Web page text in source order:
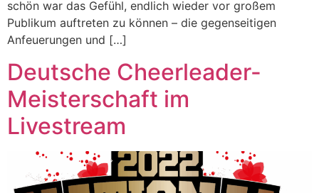
schön war das Gefühl, endlich wieder vor großem
Publikum auftreten zu können – die gegenseitigen
Anfeuerungen und […]
Deutsche Cheerleader-
Meisterschaft im
Livestream